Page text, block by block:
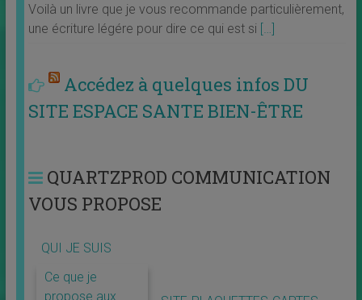
Voilà un livre que je vous recommande particulièrement,
une écriture légére pour dire ce qui est si […]
Accédez à quelques infos DU
SITE ESPACE SANTE BIEN-ÊTRE
QUARTZPROD COMMUNICATION
VOUS PROPOSE
QUI JE SUIS
Ce que je
propose aux